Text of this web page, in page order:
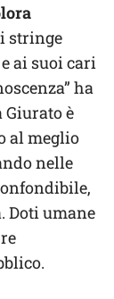
stringe
ai suoi cari
ha
Giurato è
al meglio
nelle
Doti umane